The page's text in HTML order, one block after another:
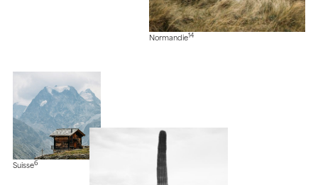
Normandie14
Suisse6